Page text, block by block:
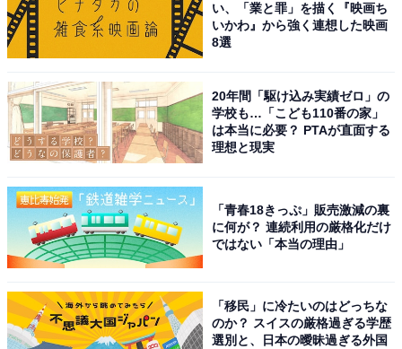
い、「業と罪」を描く『映画ち
いかわ』から強く連想した映画
8選
20年間「駆け込み実績ゼロ」の
学校も…「こども110番の家」
は本当に必要？ PTAが直面する
理想と現実
「青春18きっぷ」販売激減の裏
に何が？ 連続利用の厳格化だけ
ではない「本当の理由」
「移民」に冷たいのはどっちな
のか？ スイスの厳格過ぎる学歴
選別と、日本の曖昧過ぎる外国